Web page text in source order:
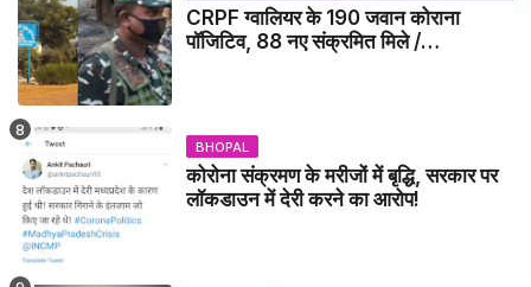
CRPF ग्वालियर के 190 जवान कोराना
पॉजिटिव, 88 नए संक्रमित मिले /
BHOPAL
कोरोना संक्रमण के मरीजों में बृद्धि, सरकार पर
लॉकडाउन में देरी करने का आरोप!